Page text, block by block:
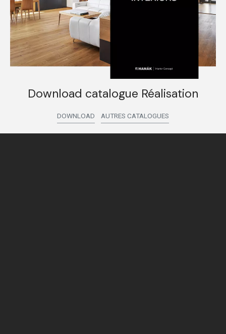
Download catalogue Réalisation
DOWNLOAD AUTRES CATALOGUES